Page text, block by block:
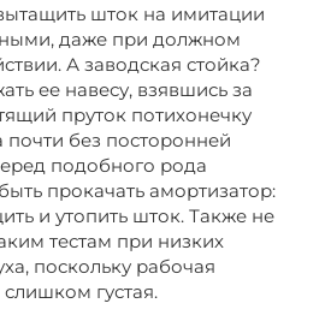
шток на имитации
даже при должном
А заводская стойка?
ее навесу, взявшись за
пруток потихонечку
почти без посторонней
подобного рода
прокачать амортизатор:
и утопить шток. Также не
тестам при низких
поскольку рабочая
густая.